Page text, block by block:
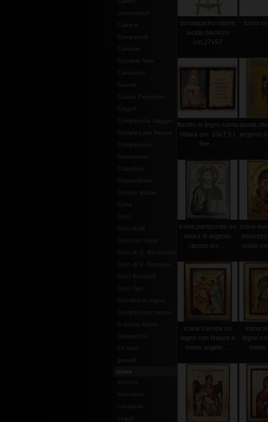
Campanelli
Candele
Candele finte
Candelieri
Casule
Casule Pietrobon
Cingoli
Completi da Viaggio
Completi per Messa
Completi per
Sacramenti
Copertine
Copriamboni
Corone statue
Cotte
Croci
Croci Astili
Croci con base
Croci di S. Benedetto
Croci di S. Damiano
Croci Pettorali
Croci Tau
Crocifissi in legno
Completi per messa
in punto Assisi
Dalmatiche
Ex Voto
gemelli
Icone
Leggii
portaquadro ottone
lucido barocco
cm.27x57
icona
libretto in legno santa
chiara cm. 10x7,5 (
fine ...
tavola
argento
icona pantocrato su
lastra di argento
riporto oro ...
icona
mano
icona stampa su
legno con finiture a
mano angelo ...
icona
legno
mano